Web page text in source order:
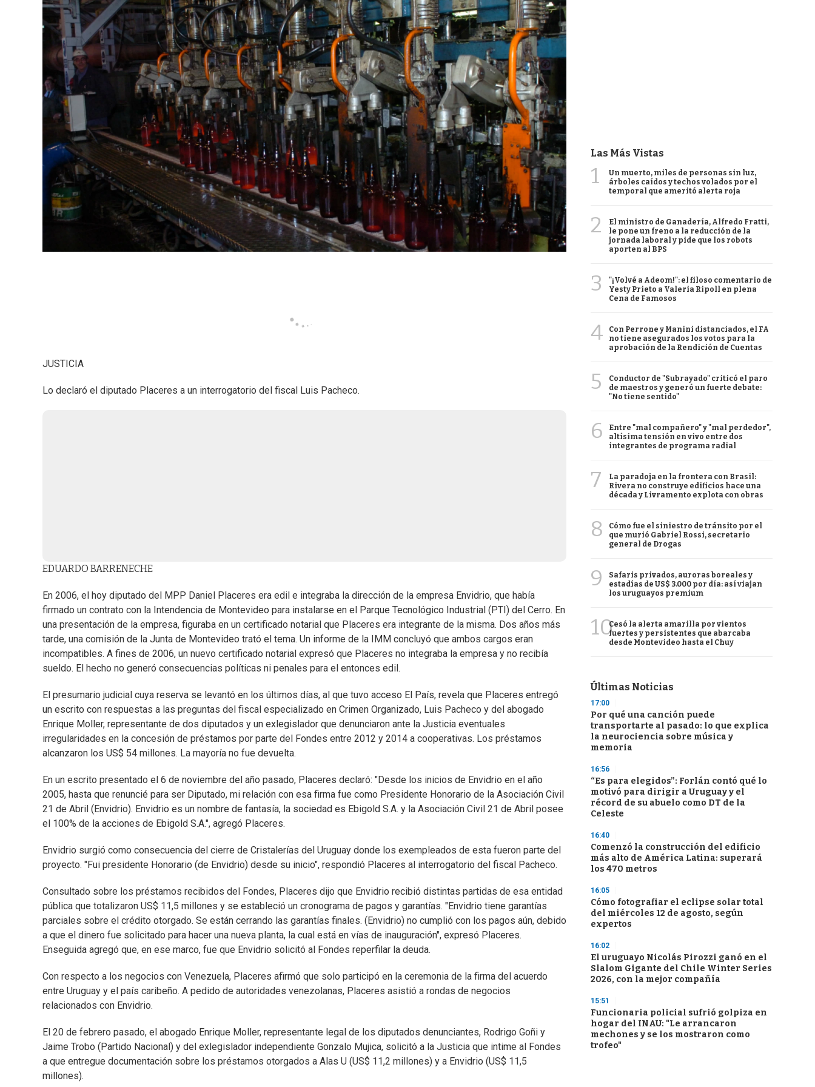
JUSTICIA
Lo declaró el diputado Placeres a un interrogatorio del fiscal Luis Pacheco.
EDUARDO BARRENECHE
En 2006, el hoy diputado del MPP Daniel Placeres era edil e integraba la dirección de la empresa Envidrio, que había
firmado un contrato con la Intendencia de Montevideo para instalarse en el Parque Tecnológico Industrial (PTI) del Cerro. En
una presentación de la empresa, figuraba en un certificado notarial que Placeres era integrante de la misma. Dos años más
tarde, una comisión de la Junta de Montevideo trató el tema. Un informe de la IMM concluyó que ambos cargos eran
incompatibles. A fines de 2006, un nuevo certificado notarial expresó que Placeres no integraba la empresa y no recibía
sueldo. El hecho no generó consecuencias políticas ni penales para el entonces edil.
El presumario judicial cuya reserva se levantó en los últimos días, al que tuvo acceso El País, revela que Placeres entregó
un escrito con respuestas a las preguntas del fiscal especializado en Crimen Organizado, Luis Pacheco y del abogado
Enrique Moller, representante de dos diputados y un exlegislador que denunciaron ante la Justicia eventuales
irregularidades en la concesión de préstamos por parte del Fondes entre 2012 y 2014 a cooperativas. Los préstamos
alcanzaron los US$ 54 millones. La mayoría no fue devuelta.
En un escrito presentado el 6 de noviembre del año pasado, Placeres declaró: "Desde los inicios de Envidrio en el año
2005, hasta que renuncié para ser Diputado, mi relación con esa firma fue como Presidente Honorario de la Asociación Civil
21 de Abril (Envidrio). Envidrio es un nombre de fantasía, la sociedad es Ebigold S.A. y la Asociación Civil 21 de Abril posee
el 100% de la acciones de Ebigold S.A.", agregó Placeres.
Envidrio surgió como consecuencia del cierre de Cristalerías del Uruguay donde los exempleados de esta fueron parte del
proyecto. "Fui presidente Honorario (de Envidrio) desde su inicio", respondió Placeres al interrogatorio del fiscal Pacheco.
Consultado sobre los préstamos recibidos del Fondes, Placeres dijo que Envidrio recibió distintas partidas de esa entidad
pública que totalizaron US$ 11,5 millones y se estableció un cronograma de pagos y garantías. "Envidrio tiene garantías
parciales sobre el crédito otorgado. Se están cerrando las garantías finales. (Envidrio) no cumplió con los pagos aún, debido
a que el dinero fue solicitado para hacer una nueva planta, la cual está en vías de inauguración", expresó Placeres.
Enseguida agregó que, en ese marco, fue que Envidrio solicitó al Fondes reperfilar la deuda.
Con respecto a los negocios con Venezuela, Placeres afirmó que solo participó en la ceremonia de la firma del acuerdo
entre Uruguay y el país caribeño. A pedido de autoridades venezolanas, Placeres asistió a rondas de negocios
relacionados con Envidrio.
El 20 de febrero pasado, el abogado Enrique Moller, representante legal de los diputados denunciantes, Rodrigo Goñi y
Jaime Trobo (Partido Nacional) y del exlegislador independiente Gonzalo Mujica, solicitó a la Justicia que intime al Fondes
a que entregue documentación sobre los préstamos otorgados a Alas U (US$ 11,2 millones) y a Envidrio (US$ 11,5
millones).
Las Más Vistas
1
Un muerto, miles de personas sin luz,
árboles caídos y techos volados por el
temporal que ameritó alerta roja
2
El ministro de Ganadería, Alfredo Fratti,
le pone un freno a la reducción de la
jornada laboral y pide que los robots
aporten al BPS
3
"¡Volvé a Adeom!": el filoso comentario de
Yesty Prieto a Valeria Ripoll en plena
Cena de Famosos
4
Con Perrone y Manini distanciados, el FA
no tiene asegurados los votos para la
aprobación de la Rendición de Cuentas
5
Conductor de "Subrayado" criticó el paro
de maestros y generó un fuerte debate:
"No tiene sentido"
6
Entre "mal compañero" y "mal perdedor",
altísima tensión en vivo entre dos
integrantes de programa radial
7
La paradoja en la frontera con Brasil:
Rivera no construye edificios hace una
década y Livramento explota con obras
8
Cómo fue el siniestro de tránsito por el
que murió Gabriel Rossi, secretario
general de Drogas
9
Safaris privados, auroras boreales y
estadías de US$ 3.000 por día: así viajan
los uruguayos premium
10Cesó la alerta amarilla por vientos
fuertes y persistentes que abarcaba
desde Montevideo hasta el Chuy
Últimas Noticias
17:00
Por qué una canción puede
transportarte al pasado: lo que explica
la neurociencia sobre música y
memoria
16:56
“Es para elegidos”: Forlán contó qué lo
motivó para dirigir a Uruguay y el
récord de su abuelo como DT de la
Celeste
16:40
Comenzó la construcción del edificio
más alto de América Latina: superará
los 470 metros
16:05
Cómo fotografiar el eclipse solar total
del miércoles 12 de agosto, según
expertos
16:02
El uruguayo Nicolás Pirozzi ganó en el
Slalom Gigante del Chile Winter Series
2026, con la mejor compañía
15:51
Funcionaria policial sufrió golpiza en
hogar del INAU: "Le arrancaron
mechones y se los mostraron como
trofeo"